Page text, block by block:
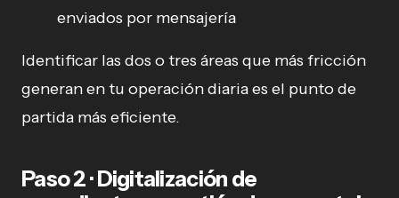
enviados por mensajería
Identificar las dos o tres áreas que más fricción
generan en tu operación diaria es el punto de
partida más eficiente.
Paso 2 · Digitalización de